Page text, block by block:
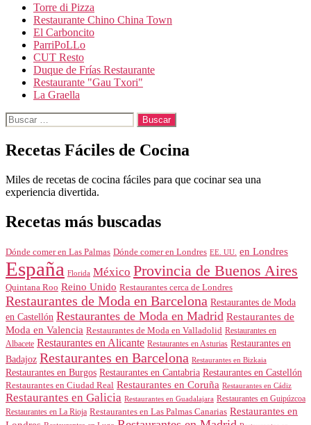
Torre di Pizza
Restaurante Chino China Town
El Carboncito
ParriPoLLo
CUT Resto
Duque de Frías Restaurante
Restaurante "Gau Txori"
La Graella
Buscar:
Recetas Fáciles de Cocina
Miles de recetas de cocina fáciles para que cocinar sea una
experiencia divertida.
Recetas más buscadas
Dónde comer en Las Palmas Dónde comer en Londres EE. UU. en Londres
España Florida México Provincia de Buenos Aires
Quintana Roo Reino Unido Restaurantes cerca de Londres
Restaurantes de Moda en Barcelona Restaurantes de Moda
en Castellón Restaurantes de Moda en Madrid Restaurantes de
Moda en Valencia Restaurantes de Moda en Valladolid Restaurantes en
Albacete Restaurantes en Alicante Restaurantes en Asturias Restaurantes en
Badajoz Restaurantes en Barcelona Restaurantes en Bizkaia
Restaurantes en Burgos Restaurantes en Cantabria Restaurantes en Castellón
Restaurantes en Ciudad Real Restaurantes en Coruña Restaurantes en Cádiz
Restaurantes en Galicia Restaurantes en Guadalajara Restaurantes en Guipúzcoa
Restaurantes en La Rioja Restaurantes en Las Palmas Canarias Restaurantes en